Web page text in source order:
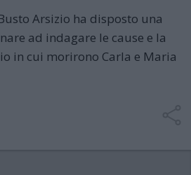
Arsizio ha disposto una
ad indagare le cause e la
in cui morirono Carla e Maria